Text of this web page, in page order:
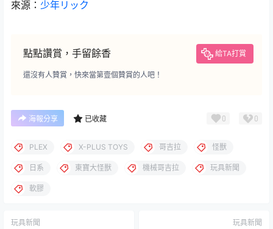
來源： 少年リック
點點讚賞，手留餘香 給TA打賞
還沒有人贊賞，快來當第壹個贊賞的人吧！
海報分享 已收藏 0 0
PLEX X-PLUS TOYS 哥吉拉 怪獸
日系 東寶大怪獸 機械哥吉拉 玩具新聞
軟膠
玩具新聞 玩具新聞